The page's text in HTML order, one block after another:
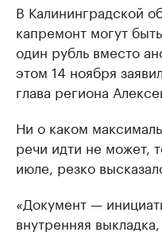
В Калининградской
капремонт могут
один рубль вместо
этом 14 ноября
глава региона
Ни о каком
речи идти не может,
июле, резко
«Документ —
внутренняя